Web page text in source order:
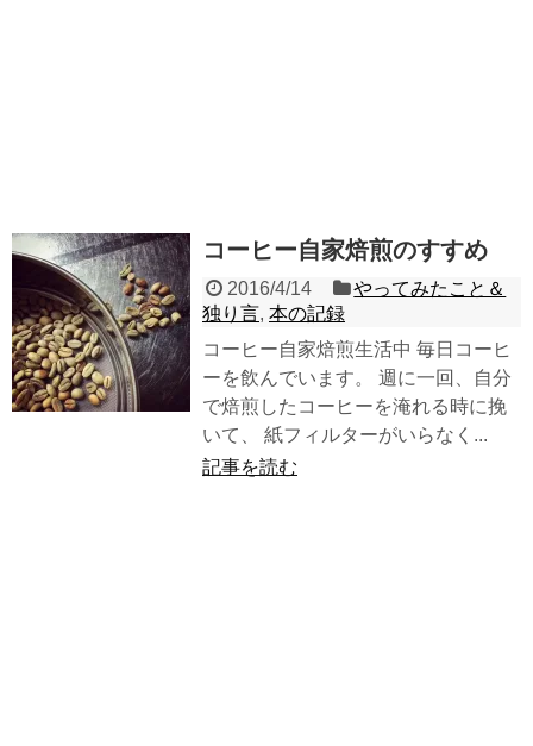
コーヒー自家焙煎のすすめ
2016/4/14
やってみたこと＆
独り言, 本の記録
コーヒー自家焙煎生活中 毎日コーヒ
ーを飲んでいます。 週に一回、自分
で焙煎したコーヒーを淹れる時に挽
いて、 紙フィルターがいらなく...
記事を読む